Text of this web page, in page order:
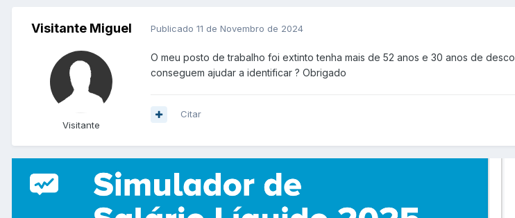
Visitante Miguel
Visitante
Publicado 11 de Novembro de 2024
O meu posto de trabalho foi extinto tenha mais de 52 anos e 30 anos de
conseguem ajudar a identificar ? Obrigado
Citar